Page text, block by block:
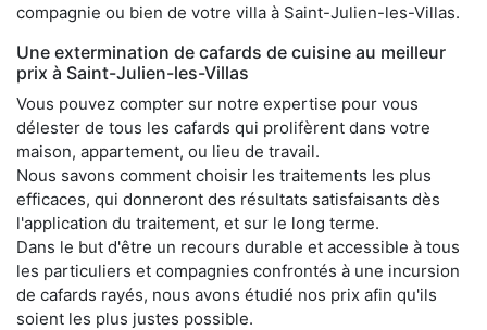
compagnie ou bien de votre villa à Saint-Julien-les-Villas.
Une extermination de cafards de cuisine au meilleur
prix à Saint-Julien-les-Villas
Vous pouvez compter sur notre expertise pour vous
délester de tous les cafards qui prolifèrent dans votre
maison, appartement, ou lieu de travail.
Nous savons comment choisir les traitements les plus
efficaces, qui donneront des résultats satisfaisants dès
l'application du traitement, et sur le long terme.
Dans le but d'être un recours durable et accessible à tous
les particuliers et compagnies confrontés à une incursion
de cafards rayés, nous avons étudié nos prix afin qu'ils
soient les plus justes possible.